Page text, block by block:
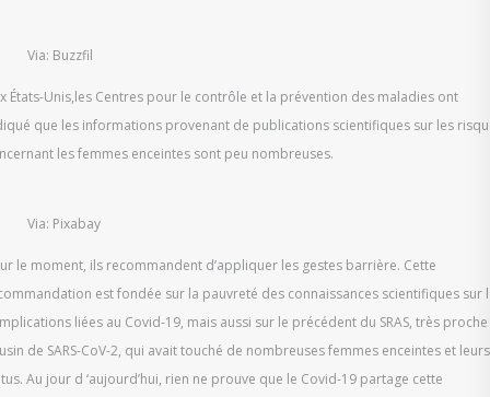
Via: Buzzfil
États-Unis,les Centres pour le contrôle et la prévention des maladies ont
que les informations provenant de publications scientifiques sur les
les femmes enceintes sont peu nombreuses.
Via: Pixabay
le moment, ils recommandent d’appliquer les gestes barrière. Cette
est fondée sur la pauvreté des connaissances scientifiques sur
liées au Covid-19, mais aussi sur le précédent du SRAS, très proche
de SARS-CoV-2, qui avait touché de nombreuses femmes enceintes et leurs
Au jour d ‘aujourd’hui, rien ne prouve que le Covid-19 partage cette